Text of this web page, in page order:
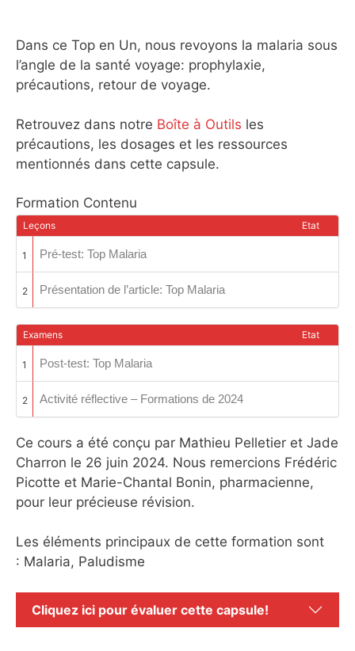
Dans ce Top en Un, nous revoyons la malaria sous
l’angle de la santé voyage: prophylaxie,
précautions, retour de voyage.
Retrouvez dans notre Boîte à Outils les
précautions, les dosages et les ressources
mentionnés dans cette capsule.
Formation Contenu
Leçons Etat
1 Pré-test: Top Malaria
2 Présentation de l’article: Top Malaria
Examens Etat
1 Post-test: Top Malaria
2 Activité réflective – Formations de 2024
Ce cours a été conçu par Mathieu Pelletier et Jade
Charron le 26 juin 2024. Nous remercions Frédéric
Picotte et Marie-Chantal Bonin, pharmacienne,
pour leur précieuse révision.
Les éléments principaux de cette formation sont
: Malaria, Paludisme
Cliquez ici pour évaluer cette capsule!